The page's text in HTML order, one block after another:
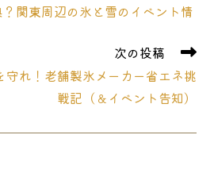
関東周辺の氷と雪のイベント情
次の投稿
守れ！老舗製氷メーカー省エネ挑
戦記（＆イベント告知）